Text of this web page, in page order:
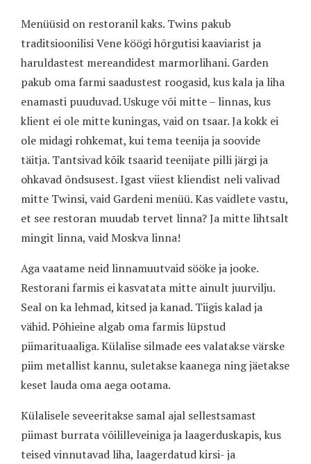
Menüüsid on restoranil kaks. Twins pakub
traditsioonilisi Vene köögi hõrgutisi kaaviarist ja
haruldastest mereandidest marmorlihani. Garden
pakub oma farmi saadustest roogasid, kus kala ja liha
enamasti puuduvad. Uskuge või mitte – linnas, kus
klient ei ole mitte kuningas, vaid on tsaar. Ja kokk ei
ole midagi rohkemat, kui tema teenija ja soovide
täitja. Tantsivad kõik tsaarid teenijate pilli järgi ja
ohkavad õndsusest. Igast viiest kliendist neli valivad
mitte Twinsi, vaid Gardeni menüü. Kas vaidlete vastu,
et see restoran muudab tervet linna? Ja mitte lihtsalt
mingit linna, vaid Moskva linna!
Aga vaatame neid linnamuutvaid sööke ja jooke.
Restorani farmis ei kasvatata mitte ainult juurvilju.
Seal on ka lehmad, kitsed ja kanad. Tiigis kalad ja
vähid. Põhieine algab oma farmis lüpstud
piimarituaaliga. Külalise silmade ees valatakse värske
piim metallist kannu, suletakse kaanega ning jäetakse
keset lauda oma aega ootama.
Külalisele seveeritakse samal ajal sellestsamast
piimast burrata võililleveiniga ja laagerduskapis, kus
teised vinnutavad liha, laagerdatud kirsi- ja